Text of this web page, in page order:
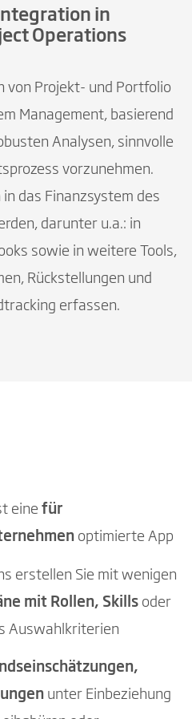
in
Operations
von Projekt- und Portfolio
Management, basierend
Analysen, sinnvolle
vorzunehmen.
das Finanzsystem des
darunter u.a.: in
sowie in weitere Tools,
Rückstellungen und
erfassen.
eine für
optimierte App
erstellen Sie mit wenigen
mit Rollen, Skills oder
Auswahlkriterien
unter Einbeziehung